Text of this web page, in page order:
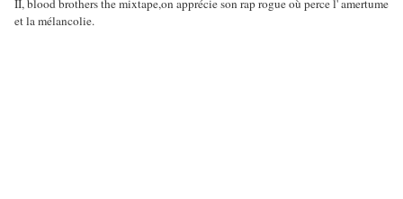
II, blood brothers the mixtape,on apprécie son rap rogue où perce l' amertume
et la mélancolie.